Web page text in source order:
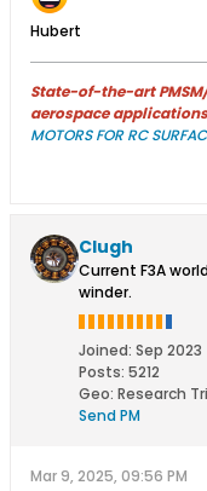
Hubert
State-of-the-art
aerospace
MOTORS FOR RC
Clugh
Current F3A
winder.
Joined: Sep 2023
Posts: 5212
Geo: Research
Send PM
Mar 9, 2025, 09:56 PM